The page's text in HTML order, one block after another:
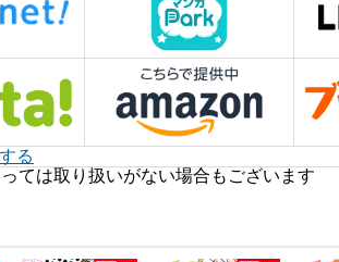
る
ては取り扱いがない場合もございます